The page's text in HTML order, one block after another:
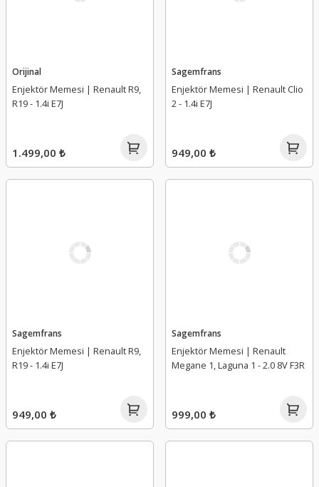
Orijinal
Enjektör Memesi | Renault R9,
R19 - 1.4i E7J
1.499,00 ₺
Sagemfrans
Enjektör Memesi | Renault Clio
2 - 1.4i E7J
949,00 ₺
Sagemfrans
Enjektör Memesi | Renault R9,
R19 - 1.4i E7J
949,00 ₺
Sagemfrans
Enjektör Memesi | Renault
Megane 1, Laguna 1 - 2.0 8V F3R
999,00 ₺